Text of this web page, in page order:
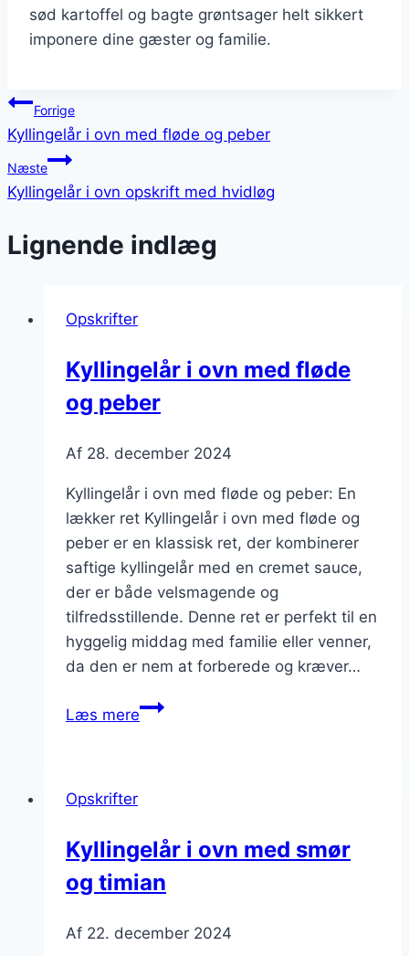
sød kartoffel og bagte grøntsager helt sikkert
imponere dine gæster og familie.
Indlægsnavigation
Forrige
Kyllingelår i ovn med fløde og peber
Næste
Kyllingelår i ovn opskrift med hvidløg
Lignende indlæg
Opskrifter
Kyllingelår i ovn med fløde
og peber
Af 28. december 2024
Kyllingelår i ovn med fløde og peber: En
lækker ret Kyllingelår i ovn med fløde og
peber er en klassisk ret, der kombinerer
saftige kyllingelår med en cremet sauce,
der er både velsmagende og
tilfredsstillende. Denne ret er perfekt til en
hyggelig middag med familie eller venner,
da den er nem at forberede og kræver…
Læs mereKyllingelår
peber
Opskrifter
Kyllingelår i ovn med smør
og timian
Af 22. december 2024